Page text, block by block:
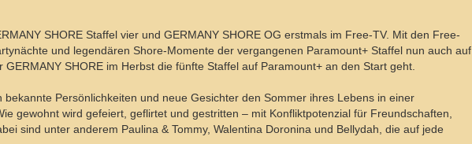
SHORE Staffel vier und GERMANY SHORE OG erstmals im Free-TV. Mit den Free-
und legendären Shore-Momente der vergangenen Paramount+ Staffel nun auch auf
SHORE im Herbst die fünfte Staffel auf Paramount+ an den Start geht.
bekannte Persönlichkeiten und neue Gesichter den Sommer ihres Lebens in einer
gewohnt wird gefeiert, geflirtet und gestritten – mit Konfliktpotenzial für Freundschaften,
sind unter anderem Paulina & Tommy, Walentina Doronina und Bellydah, die auf jede